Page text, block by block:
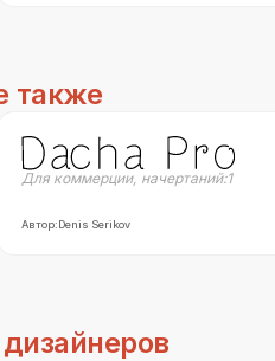
также
Для коммерции, начертаний:1
Автор:Denis Serikov